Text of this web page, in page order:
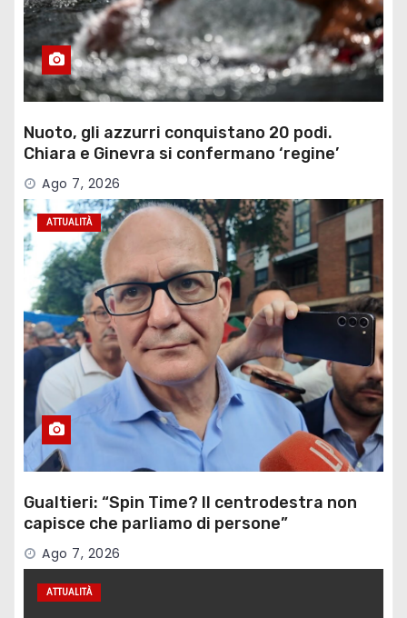
Nuoto, gli azzurri conquistano 20 podi.
Chiara e Ginevra si confermano ‘regine’
Ago 7, 2026
ATTUALITÀ
Gualtieri: “Spin Time? Il centrodestra non
capisce che parliamo di persone”
Ago 7, 2026
ATTUALITÀ